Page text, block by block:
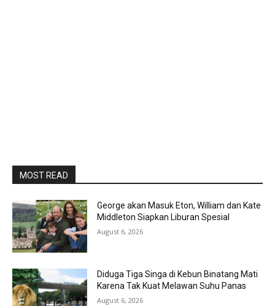
MOST READ
George akan Masuk Eton, William dan Kate
Middleton Siapkan Liburan Spesial
August 6, 2026
Diduga Tiga Singa di Kebun Binatang Mati
Karena Tak Kuat Melawan Suhu Panas
August 6, 2026